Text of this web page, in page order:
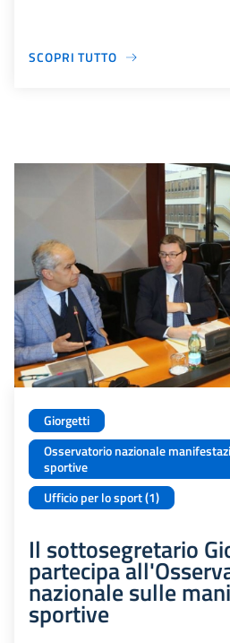
SCOPRI TUTTO
Giorgetti
Osservatorio nazionale
sportive
Ufficio per lo sport (1)
Il sottosegretario
partecipa
nazionale sulle
sportive